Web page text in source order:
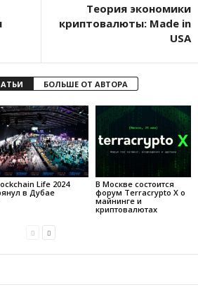
Теория экономики
криптовалюты: Made in
USA
БОЛЬШЕ ОТ АВТОРА
Life 2024
в Дубае
В Москве состоится
форум Terracrypto X о
майнинге и
криптовалютах